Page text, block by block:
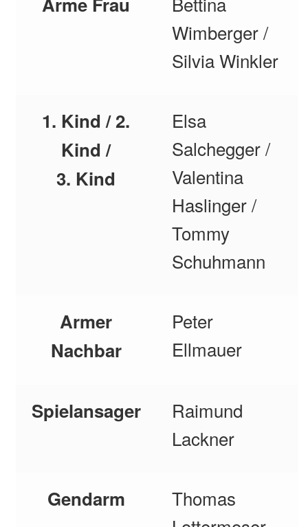
Wimberger /
Silvia Winkler
1. Kind / 2.
Kind /
3. Kind
Elsa
Salchegger /
Valentina
Haslinger /
Tommy
Schuhmann
Armer
Nachbar
Peter
Ellmauer
Spielansager
Raimund
Lackner
Gendarm
Thomas